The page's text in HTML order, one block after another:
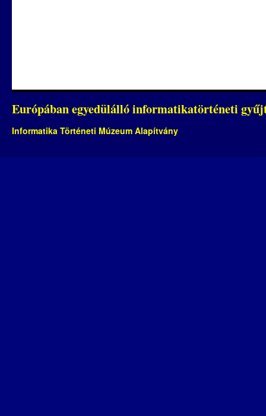
Európában egyedülálló informatikatörténeti
Informatika Történeti Múzeum Alapítvány